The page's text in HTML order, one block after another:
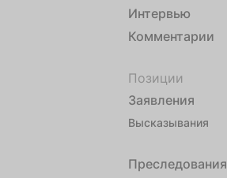
Интервью
Комментарии
Позиции
Заявления
Высказывания
Преследования